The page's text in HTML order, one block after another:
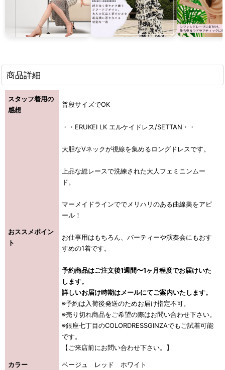
商品詳細
スタッフ着用の
感想
普段サイズでOK
おススメポイン
ト
・・ERUKEI LK エルケイドレス/SETTAN・・
大胆なVネックが視線を集めるロングドレスです。
上品な総レースで洗練された大人フェミニンムー
ド。
マーメイドラインででメリハリのある曲線美をアピ
ール！
お仕事用はもちろん、パーティーや演奏会にもおす
すめの1着です。
予約商品はご注文後1週間〜1ヶ月程度でお届けいた
します。
詳しいお届け時期はメールにてご案内いたします。
※予約は入荷後発送のためお届け指定不可。
※売り切れ商品をご希望の際はお問い合わせ下さい。
※銀座七丁目のCOLORDRESSGINZAでもご試着可能
です。
【ご来店前にお問い合わせ下さい。】
カラー ベージュ レッド ホワイト